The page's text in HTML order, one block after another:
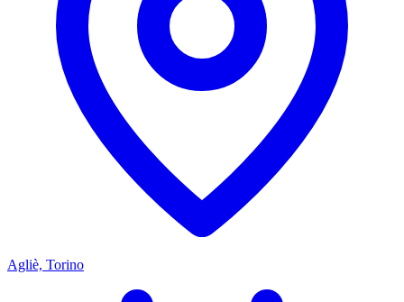
Agliè, Torino